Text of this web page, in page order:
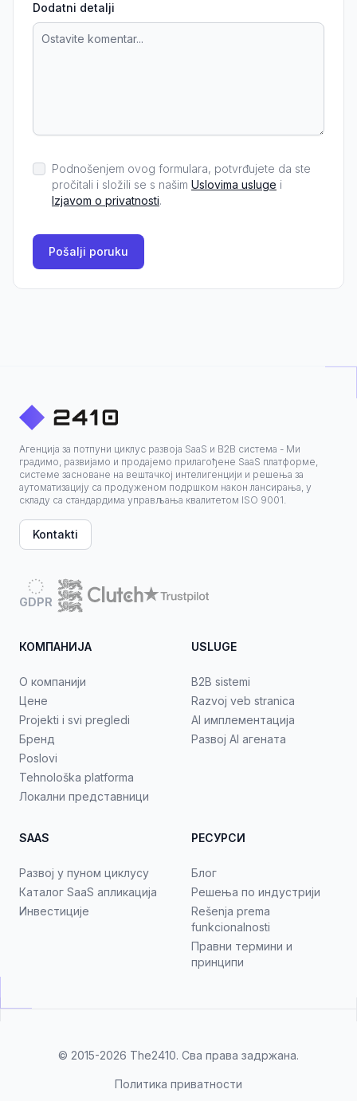
Dodatni detalji
Podnošenjem ovog formulara, potvrđujete da ste
pročitali i složili se s našim Uslovima usluge i
Izjavom o privatnosti.
Pošalji poruku
Агенција за потпуни циклус развоја SaaS и B2B система - Ми
градимо, развијамо и продајемо прилагођене SaaS платформе,
системе засноване на вештачкој интелигенцији и решења за
аутоматизацију са продуженом подршком након лансирања, у
складу са стандардима управљања квалитетом ISO 9001.
Kontakti
GDPR
КОМПАНИЈА
О компанији
Цене
Projekti i svi pregledi
Бренд
Poslovi
Tehnološka platforma
Локални представници
USLUGE
B2B sistemi
Razvoj veb stranica
AI имплементација
Развој AI агената
SAAS
Развој у пуном циклусу
Каталог SaaS апликација
Инвестиције
РЕСУРСИ
Блог
Решења по индустрији
Rešenja prema
funkcionalnosti
Правни термини и
принципи
© 2015-2026 The2410. Сва права задржана.
Политика приватности